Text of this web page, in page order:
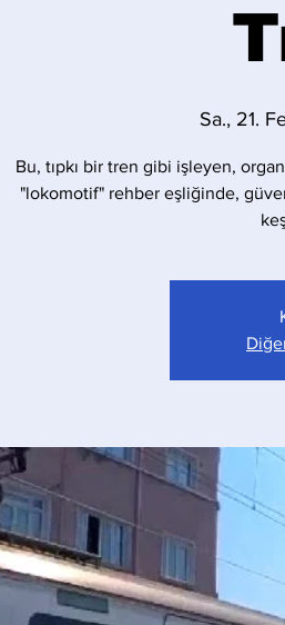
Sa., 21.
Bu, tıpkı bir tren gibi işleyen,
"lokomotif" rehber eşliğinde,